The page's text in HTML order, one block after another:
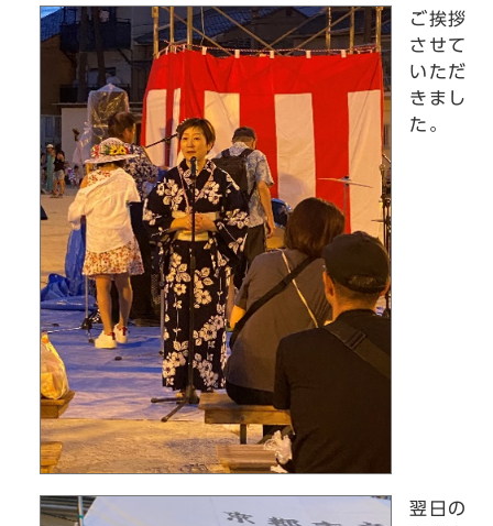
ご挨拶
させて
いただ
きまし
た。
翌日の